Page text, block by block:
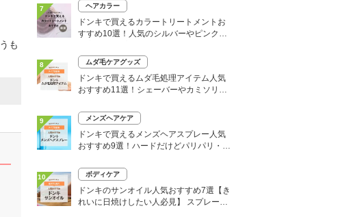
も
7 ヘアカラー
ドンキで買えるカラートリートメントお
すすめ10選！人気のシルバーやピンク、
8 ムダ毛ケアグッズ
ドンキで買えるムダ毛処理アイテム人気
おすすめ11選！シェーバーやカミソリな
9 メンズヘアケア
ドンキで買えるメンズヘアスプレー人気
おすすめ9選！ハードだけどパリパリ・白
10 ボディケア
ドンキのサンオイル人気おすすめ7選【き
れいに日焼けしたい人必見】 スプレーや